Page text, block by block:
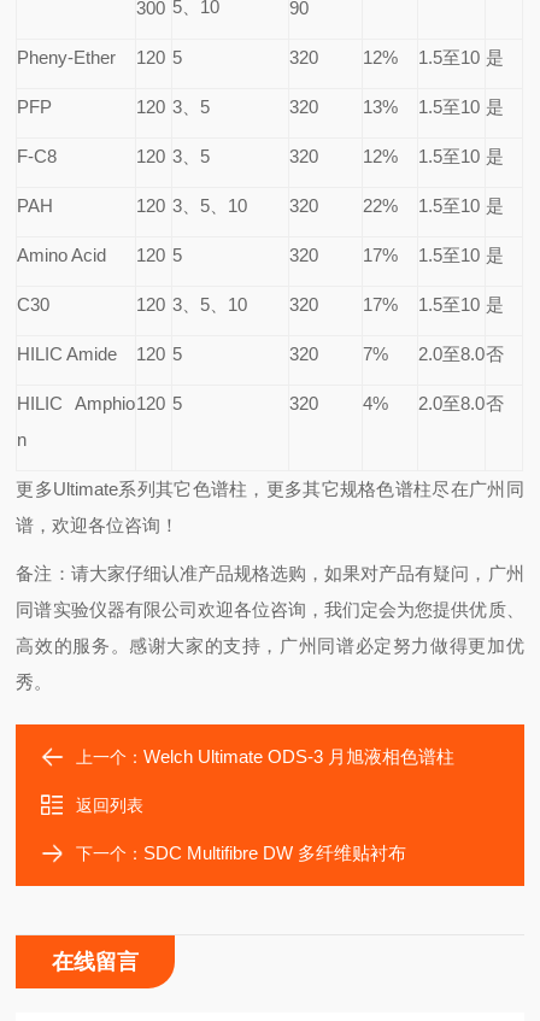
5 、10
300
90
Pheny-Ether 120 5 320 12% 1.5至10 是
PFP 120 3 、5 320 13% 1.5至10 是
F-C8 120 3 、5 320 12% 1.5至10 是
PAH 120 3 、5、10 320 22% 1.5至10 是
Amino Acid 120 5 320 17% 1.5至10 是
C30 120 3 、5、10 320 17% 1.5至10 是
HILIC Amide 120 5 320 7% 2.0至8.0否
HILIC Amphio
n
120 5 320 4% 2.0至8.0否
更多Ultimate系列其它色谱柱，更多其它规格色谱柱尽在广州同
谱，欢迎各位咨询！
备注：请大家仔细认准产品规格选购，如果对产品有疑问，广州
同谱实验仪器有限公司欢迎各位咨询，我们定会为您提供优质、
高效的服务。感谢大家的支持，广州同谱必定努力做得更加优
秀。
上一个：Welch Ultimate ODS-3 月旭液相色谱柱
返回列表
下一个： SDC Multifibre DW 多纤维贴衬布
在线留言